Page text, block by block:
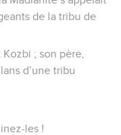
de la tribu de
; son père,
d’une tribu
les !